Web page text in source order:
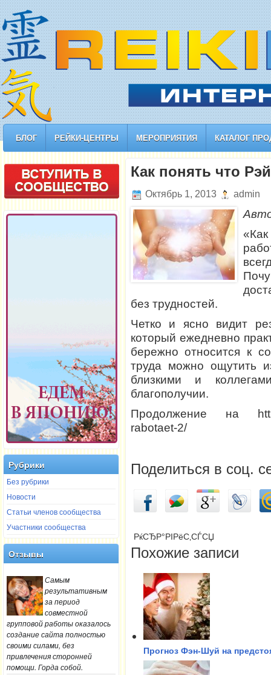
БЛОГ РЕЙКИ-ЦЕНТРЫ МЕРОПРИЯТИЯ КАТАЛОГ
Рубрики
Без рубрики
Новости
Статьи членов сообщества
Участники сообщества
Отзывы
Самым
результативным
за период
совместной
групповой работы оказалось
создание сайта полностью
своими силами, без
привлечения сторонней
помощи. Горда собой.
Как понять что
Октябрь 1, 2013 admin
без трудностей.
Четко и ясно видит
который ежедневно
бережно относится к
труда можно ощутить
близкими и
благополучии.
Продолжение на http://
rabotaet-2/
Поделиться в соц.
РќСЂР°РІРёС‚СЃСЏ
Похожие записи
Прогноз Фэн-Шуй на